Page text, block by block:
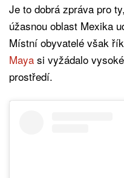
Je to dobrá zpráva pro
úžasnou oblast Mexika
Místní obyvatelé však
Maya si vyžádalo
prostředí.